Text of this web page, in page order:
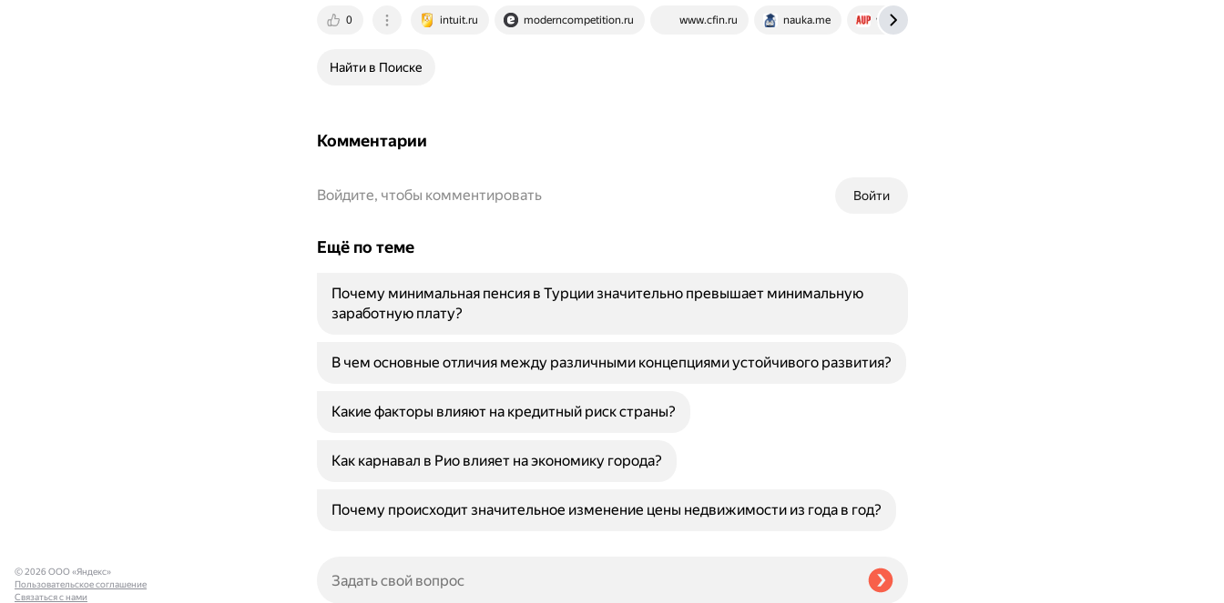
0 intuit.ru moderncompetition.ru www.cfin.ru nauka.me www.aup.ru
Найти в Поиске
Комментарии
Войти
Войдите, чтобы комментировать
Ещё по теме
Почему минимальная пенсия в Турции значительно превышает минимальную
заработную плату?
В чем основные отличия между различными концепциями устойчивого развития?
Какие факторы влияют на кредитный риск страны?
Как карнавал в Рио влияет на экономику города?
Почему происходит значительное изменение цены недвижимости из года в год?
© 2026 ООО «Яндекс»
Пользовательское соглашение
Связаться с нами